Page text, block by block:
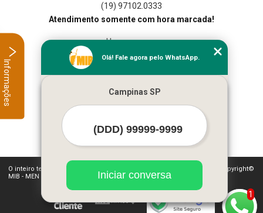
(19) 97102.0333
Atendimento somente com hora marcada!
Home
Empresa
Contato
O inteiro teor deste site está sujeito à proteção de direitos autorais. Copyright©
MIB - MEN IN BAR BARTENDERS LTDA (Lei 9610 de 19/02/1998)
1
Olá! Fale agora pelo WhatsApp.
Campinas SP
Iniciar conversa
Informações